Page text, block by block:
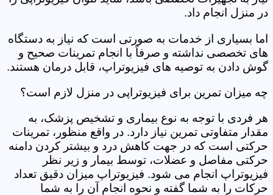
در منزل انجام داد.
اما بسیاری از خدمات به صورتی است که نیاز به دستگاه
های تخصصی نداشته و صرفاً با انجام تمرینات صحیح و
گوش دادن به توصیه های فیزیوتراپ، قابل درمان هستند.
چه میزان تمرین برای فیزیوتراپی در منزل لازم است؟
هر فردی با توجه به نوع بیماری و تشخیص پزشک، به
مقدار متفاوتی تمرین نیاز دارد. در واقع منظور، تمرینات
حرکتی است که در جهت کاهش درد و بیشتر کردن دامنه
حرکتی مفاصل و عضلات، توسط بیمار و زیر نظر
فیزیوتراپ انجام می شود. فیزیوتراپ میزان دقیق تعداد
حرکات را به شما گفته و نحوه انجام آن را به شما